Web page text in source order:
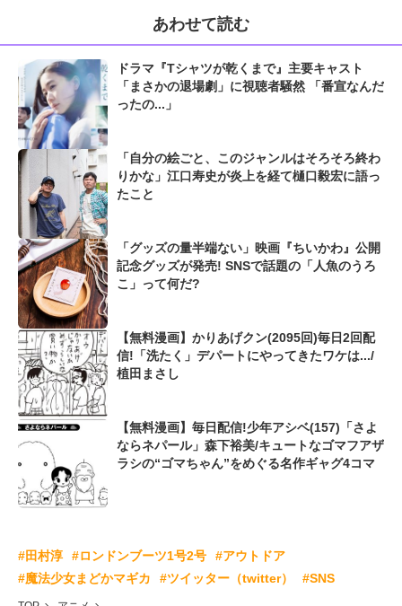
あわせて読む
ドラマ『Tシャツが乾くまで』主要キャスト
「まさかの退場劇」に視聴者騒然 「番宣なんだ
ったの...」
「自分の絵ごと、このジャンルはそろそろ終わ
りかな」江口寿史が炎上を経て樋口毅宏に語っ
たこと
「グッズの量半端ない」映画『ちいかわ』公開
記念グッズが発売! SNSで話題の「人魚のうろ
こ」って何だ?
【無料漫画】かりあげクン(2095回)毎日2回配
信!「洗たく」デパートにやってきたワケは.../
植田まさし
【無料漫画】毎日配信!少年アシベ(157)「さよ
ならネパール」森下裕美/キュートなゴマフアザ
ラシの“ゴマちゃん”をめぐる名作ギャグ4コマ
#田村淳 #ロンドンブーツ1号2号
#アウトドア
#魔法少女まどかマギカ
#ツイッター（twitter） #SNS